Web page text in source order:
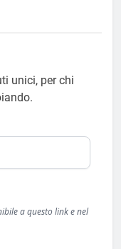
unici, per chi